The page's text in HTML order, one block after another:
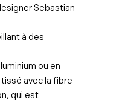
Sebastian
à des
ou en
avec la fibre
qui est